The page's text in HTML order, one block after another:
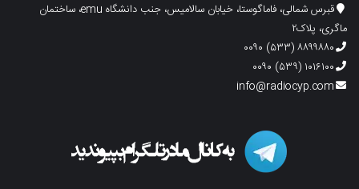
قبرس شمالی، فاماگوستا، خیابان سالامیس، جنب دانشگاه emu، ساختمان
ماگری، پلاک۲
۸۸۹۹۸۸۰ (۵۳۳) ۰۰۹۰
۱۰۱۶۱۰۰ (۵۳۹) ۰۰۹۰
info@radiocyp.com